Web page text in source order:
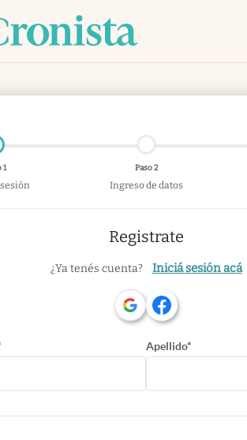
1 Paso 2
Ingreso de datos
Registrate
¿Ya tenés cuenta? Iniciá sesión acá
Apellido*